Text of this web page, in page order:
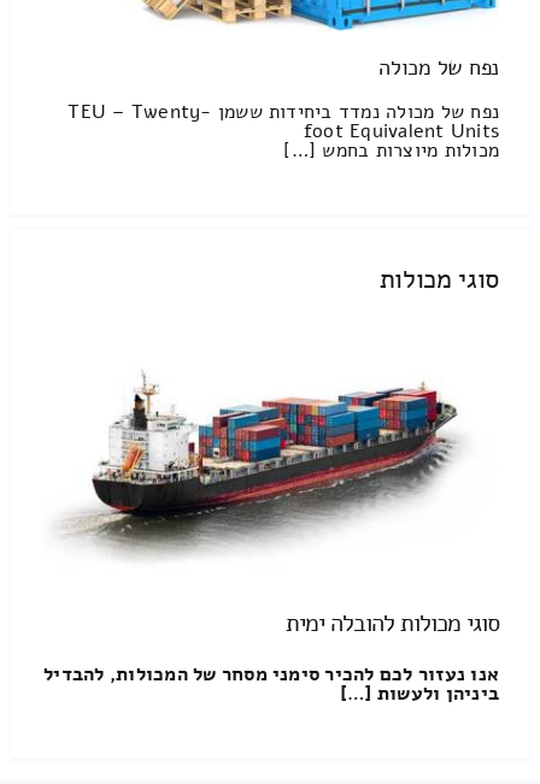
נפח של מכולה
נפח של מכולה נמדד ביחידות ששמן TEU – Twenty-
foot Equivalent Units
מכולות מיוצרות בחמש […]
סוגי מכולות
סוגי מכולות להובלה ימית
אנו נעזור לכם להכיר סימני מסחר של המכולות, להבדיל
ביניהן ולעשות […]